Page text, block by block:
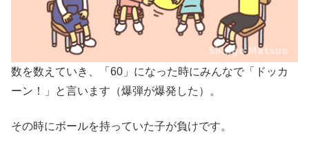
数を数えていき、「60」になった時にみんなで「ドッカ
ーン！」と言います（爆弾が爆発した）。
その時にボールを持っていた子が負けです。